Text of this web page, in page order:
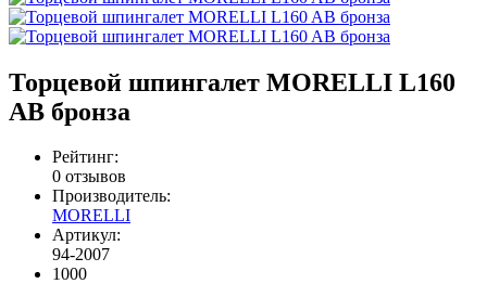
Торцевой шпингалет MORELLI L160
AB бронза
Рейтинг:
0 отзывов
Производитель:
MORELLI
Артикул:
94-2007
1000